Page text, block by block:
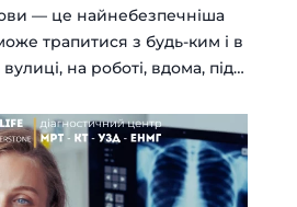
— це найнебезпечніша
трапитися з будь-ким і в
на роботі, вдома, під…